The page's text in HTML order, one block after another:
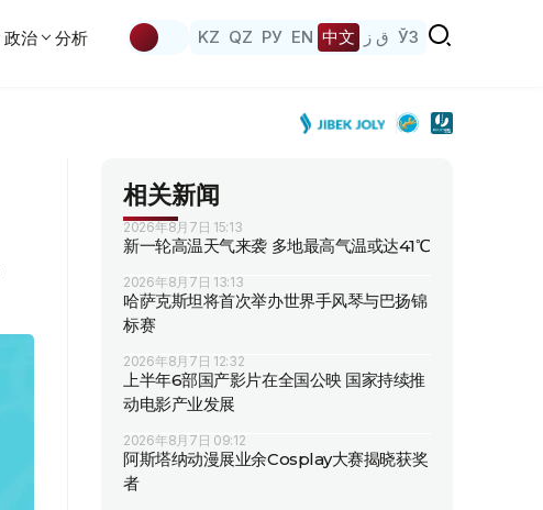
政治 分析 KZ QZ РУ EN 中文 ق ز ЎЗ
相关新闻
2026年8月7日 15:13
新一轮高温天气来袭 多地最高气温或达41℃
2026年8月7日 13:13
哈萨克斯坦将首次举办世界手风琴与巴扬锦
标赛
2026年8月7日 12:32
上半年6部国产影片在全国公映 国家持续推
动电影产业发展
2026年8月7日 09:12
阿斯塔纳动漫展业余Cosplay大赛揭晓获奖
者